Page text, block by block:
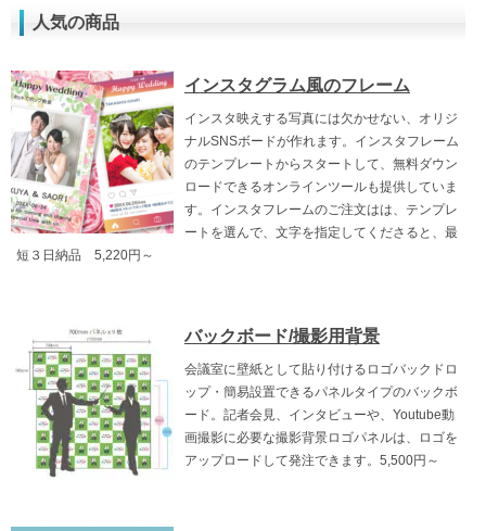
人気の商品
インスタグラム風のフレーム
インスタ映えする写真には欠かせない、オリジ
ナルSNSボードが作れます。インスタフレーム
のテンプレートからスタートして、無料ダウン
ロードできるオンラインツールも提供していま
す。インスタフレームのご注文はは、テンプレ
ートを選んで、文字を指定してくださると、最
短３日納品 5,220円～
バックボード/撮影用背景
会議室に壁紙として貼り付けるロゴバックドロ
ップ・簡易設置できるパネルタイプのバックボ
ード。記者会見、インタビューや、Youtube動
画撮影に必要な撮影背景ロゴパネルは、ロゴを
アップロードして発注できます。5,500円～